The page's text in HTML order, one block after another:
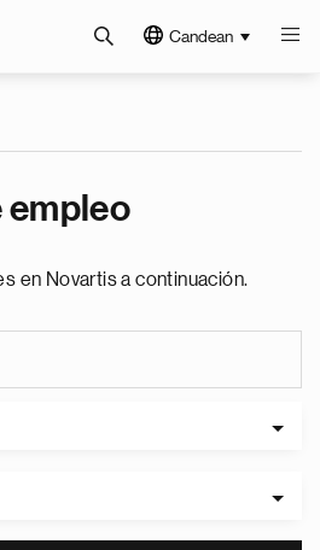
Candean
empleo
en Novartis a continuación.